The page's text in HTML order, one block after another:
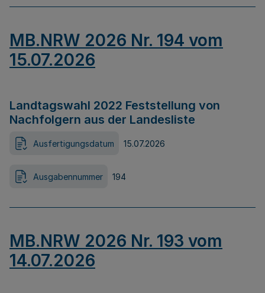
MB.NRW 2026 Nr. 194 vom
15.07.2026
Landtagswahl 2022 Feststellung von
Nachfolgern aus der Landesliste
Ausfertigungsdatum 15.07.2026
Ausgabennummer 194
MB.NRW 2026 Nr. 193 vom
14.07.2026